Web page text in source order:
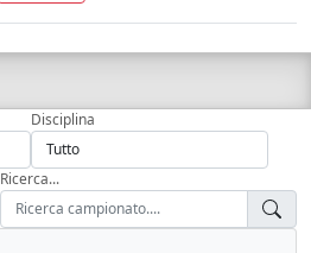
Disciplina
Ricerca...